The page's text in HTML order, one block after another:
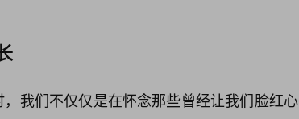
，我们不仅仅是在怀念那些曾经让我们脸红心